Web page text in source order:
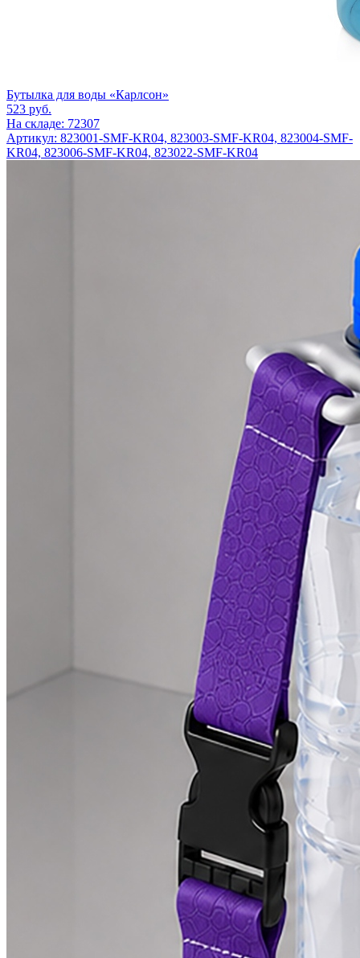
Бутылка для воды «Карлсон»
523 руб.
На складе: 72307
Артикул: 823001-SMF-KR04, 823003-SMF-KR04, 823004-SMF-
KR04, 823006-SMF-KR04, 823022-SMF-KR04